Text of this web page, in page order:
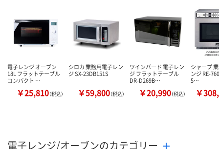
電子レンジ オーブン
18L フラットテーブル
コンパクト …
￥25,810（税込）
シロカ 業務用電子レン
ジ SX-23DB151S
￥59,800（税込）
ツインバード 電子レン
ジ フラットテーブル
DR-D269B…
￥20,990（税込）
シャープ
ンジ RE-
5…
￥
電子レンジ/オーブンのカテゴリー